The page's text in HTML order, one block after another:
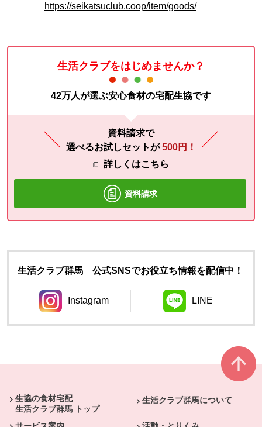
https://seikatsuclub.coop/item/goods/
生活クラブをはじめませんか？
42万人が選ぶ安心食材の宅配生協です
資料請求で
選べるお試しセットが500円！
詳しくはこちら
資料請求
生活クラブ群馬 公式SNSでお役立ち情報を配信中！
Instagram
別のウィンドウで開きます。
LINE
生協の食材宅配
生活クラブ群馬 トップ
生活クラブ群馬について